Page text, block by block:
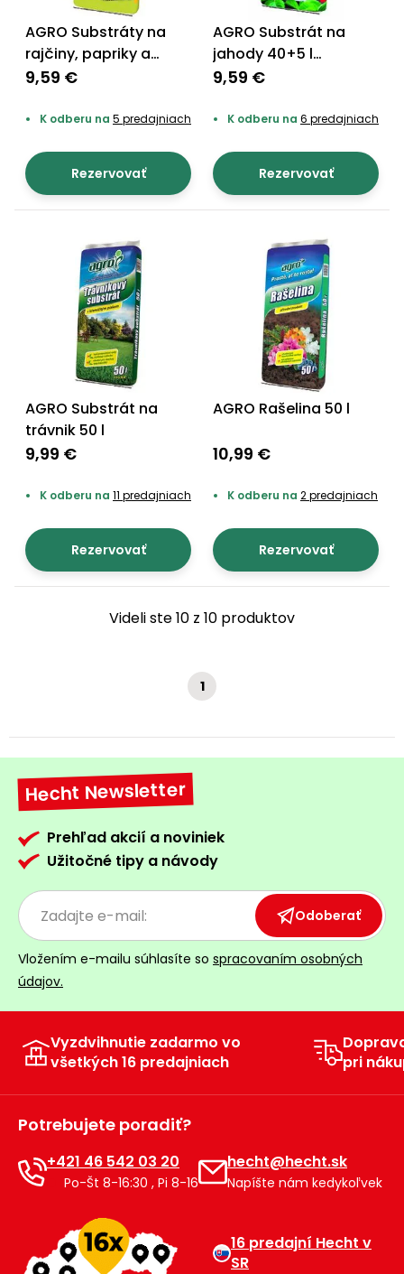
AGRO Substráty na
rajčiny, papriky a
uhorky 40 + 5 l
9,59 €
K odberu na 5 predajniach
Rezervovať
AGRO Substrát na
jahody 40+5 l
ZADARMO
9,59 €
K odberu na 6 predajniach
Rezervovať
AGRO Substrát na
trávnik 50 l
9,99 €
K odberu na 11 predajniach
Rezervovať
AGRO Rašelina 50 l
10,99 €
K odberu na 2 predajniach
Rezervovať
Videli ste 10 z 10 produktov
1
Hecht Newsletter
Prehľad akcií a noviniek
Užitočné tipy a návody
Odoberať
Vložením e-mailu súhlasíte so spracovaním osobných
údajov.
Vyzdvihnutie zadarmo vo
všetkých 16 predajniach
pri
Potrebujete poradiť?
+421 46 542 03 20
Po-Št 8-16:30 , Pi 8-16
hecht@hecht.sk
Napíšte nám kedykoľvek
16 predajní Hecht v
SR